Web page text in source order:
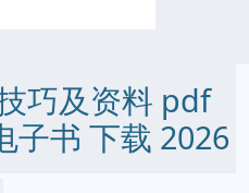
巧及资料 pdf
书 下载 2026